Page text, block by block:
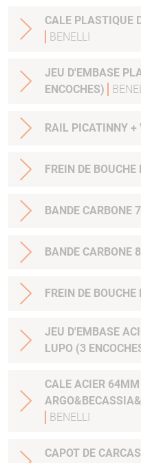
CALE PLASTIQUE
BENELLI
JEU D'EMBASE
ENCOCHES)
RAIL PICATINNY +
BANDE CARBONE
BANDE CARBONE
FREIN DE BOUCHE
JEU D'EMBASE ACIER
LUPO (3
CALE ACIER 64MM
BENELLI
CAPOT DE